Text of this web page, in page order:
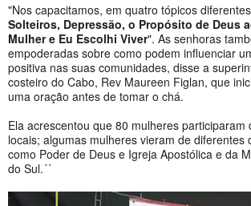
"Nos capacitamos, em quatro tópicos
Solteiros, Depressão, o Propósito de Deus
Mulher e Eu Escolhi Viver". As senhoras
empoderadas sobre como podem influenciar
positiva nas suas comunidades, disse a
costeiro do Cabo, Rev Maureen Figlan, que
uma oração antes de tomar o chá.
Ela acrescentou que 80 mulheres participaram
locais; algumas mulheres vieram de diferentes
como Poder de Deus e Igreja Apostólica e da
do Sul.´´